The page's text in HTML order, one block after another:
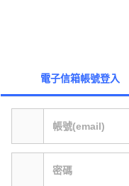
電子信箱帳號登入